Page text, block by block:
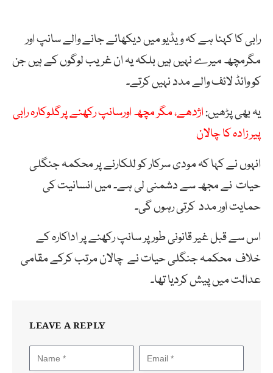
رابی کا کہنا ہے کہ ویڈیو میں دیکھائے جانے والے سانپ اور
مگرمچھ میرے نہیں ہیں بلکہ یہ ان غریب لوگوں کے ہیں جن
کو وائڈ لائف والے مدد نہیں کرتے۔
یہ بھی پڑھیں:اژدھے، مگر مچھ اورسانپ رکھنے پرگلوکارہ رابی
پیر زادہ کا چالان
انہوں نے کہا کہ مودی سرکار کو للکارنے پر محکمہ جنگلی
حیات نے مجھ سے دشمنی لی ہے۔ میں انسانیت کی
حمایت اور مدد کرتی رہوں گی۔
اس سے قبل غیر قانونی طور پر سانپ رکھنے پر اداکارہ کے
خلاف محکمہ جنگلی حیات نے چالان مرتب کرکے مقامی
عدالت میں پیش کردیا تھا۔
LEAVE A REPLY